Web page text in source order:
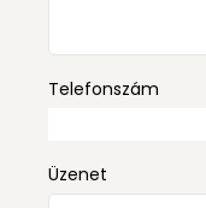
Telefonszám
Üzenet